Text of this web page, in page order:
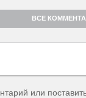
ВСЕ
или